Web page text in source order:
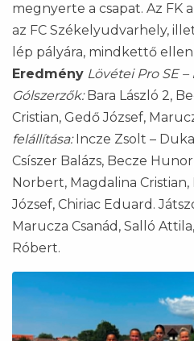
megnyerte a csapat. Az
az FC Székelyudvarhely,
lép pályára, mindkettő
Eredmény Lövétei Pro SE –
Gólszerzők:Bara László 2,
Cristian, Gedő József,
felállítása:Incze Zsolt –
Csíszer Balázs, Becze
Norbert, Magdalina Cristian,
József, Chiriac Eduard.
Marucza Csanád, Salló
Róbert.